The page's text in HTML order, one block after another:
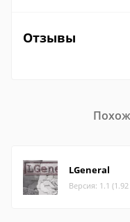
Отзывы
LGeneral
Версия: 1.1